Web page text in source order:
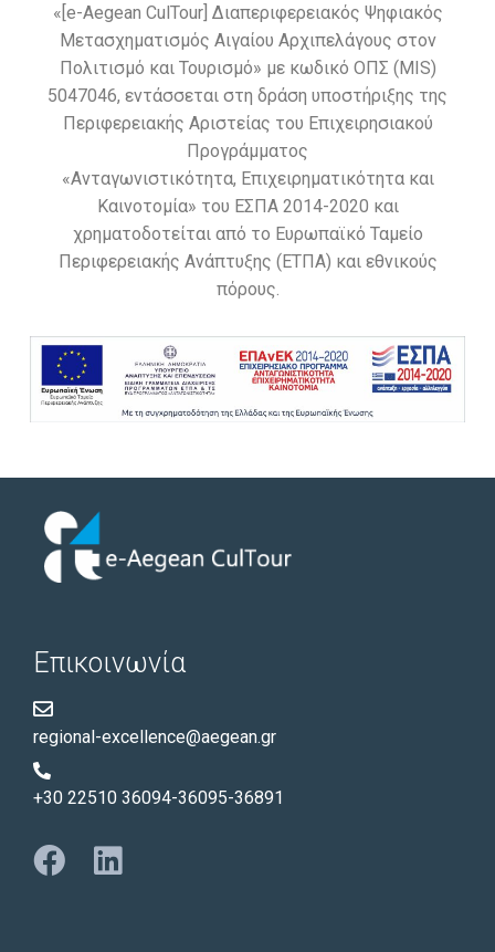
«[e-Aegean CulTour] Διαπεριφερειακός Ψηφιακός
Μετασχηματισμός Αιγαίου Αρχιπελάγους στον
Πολιτισμό και Τουρισμό» με κωδικό ΟΠΣ (MIS)
5047046, εντάσσεται στη δράση υποστήριξης της
Περιφερειακής Αριστείας του Επιχειρησιακού
Προγράμματος
«Ανταγωνιστικότητα, Επιχειρηματικότητα και
Καινοτομία» του ΕΣΠΑ 2014-2020 και
χρηματοδοτείται από το Ευρωπαϊκό Ταμείο
Περιφερειακής Ανάπτυξης (ΕΤΠΑ) και εθνικούς
πόρους.
Επικοινωνία
regional-excellence@aegean.gr
+30 22510 36094-36095-36891